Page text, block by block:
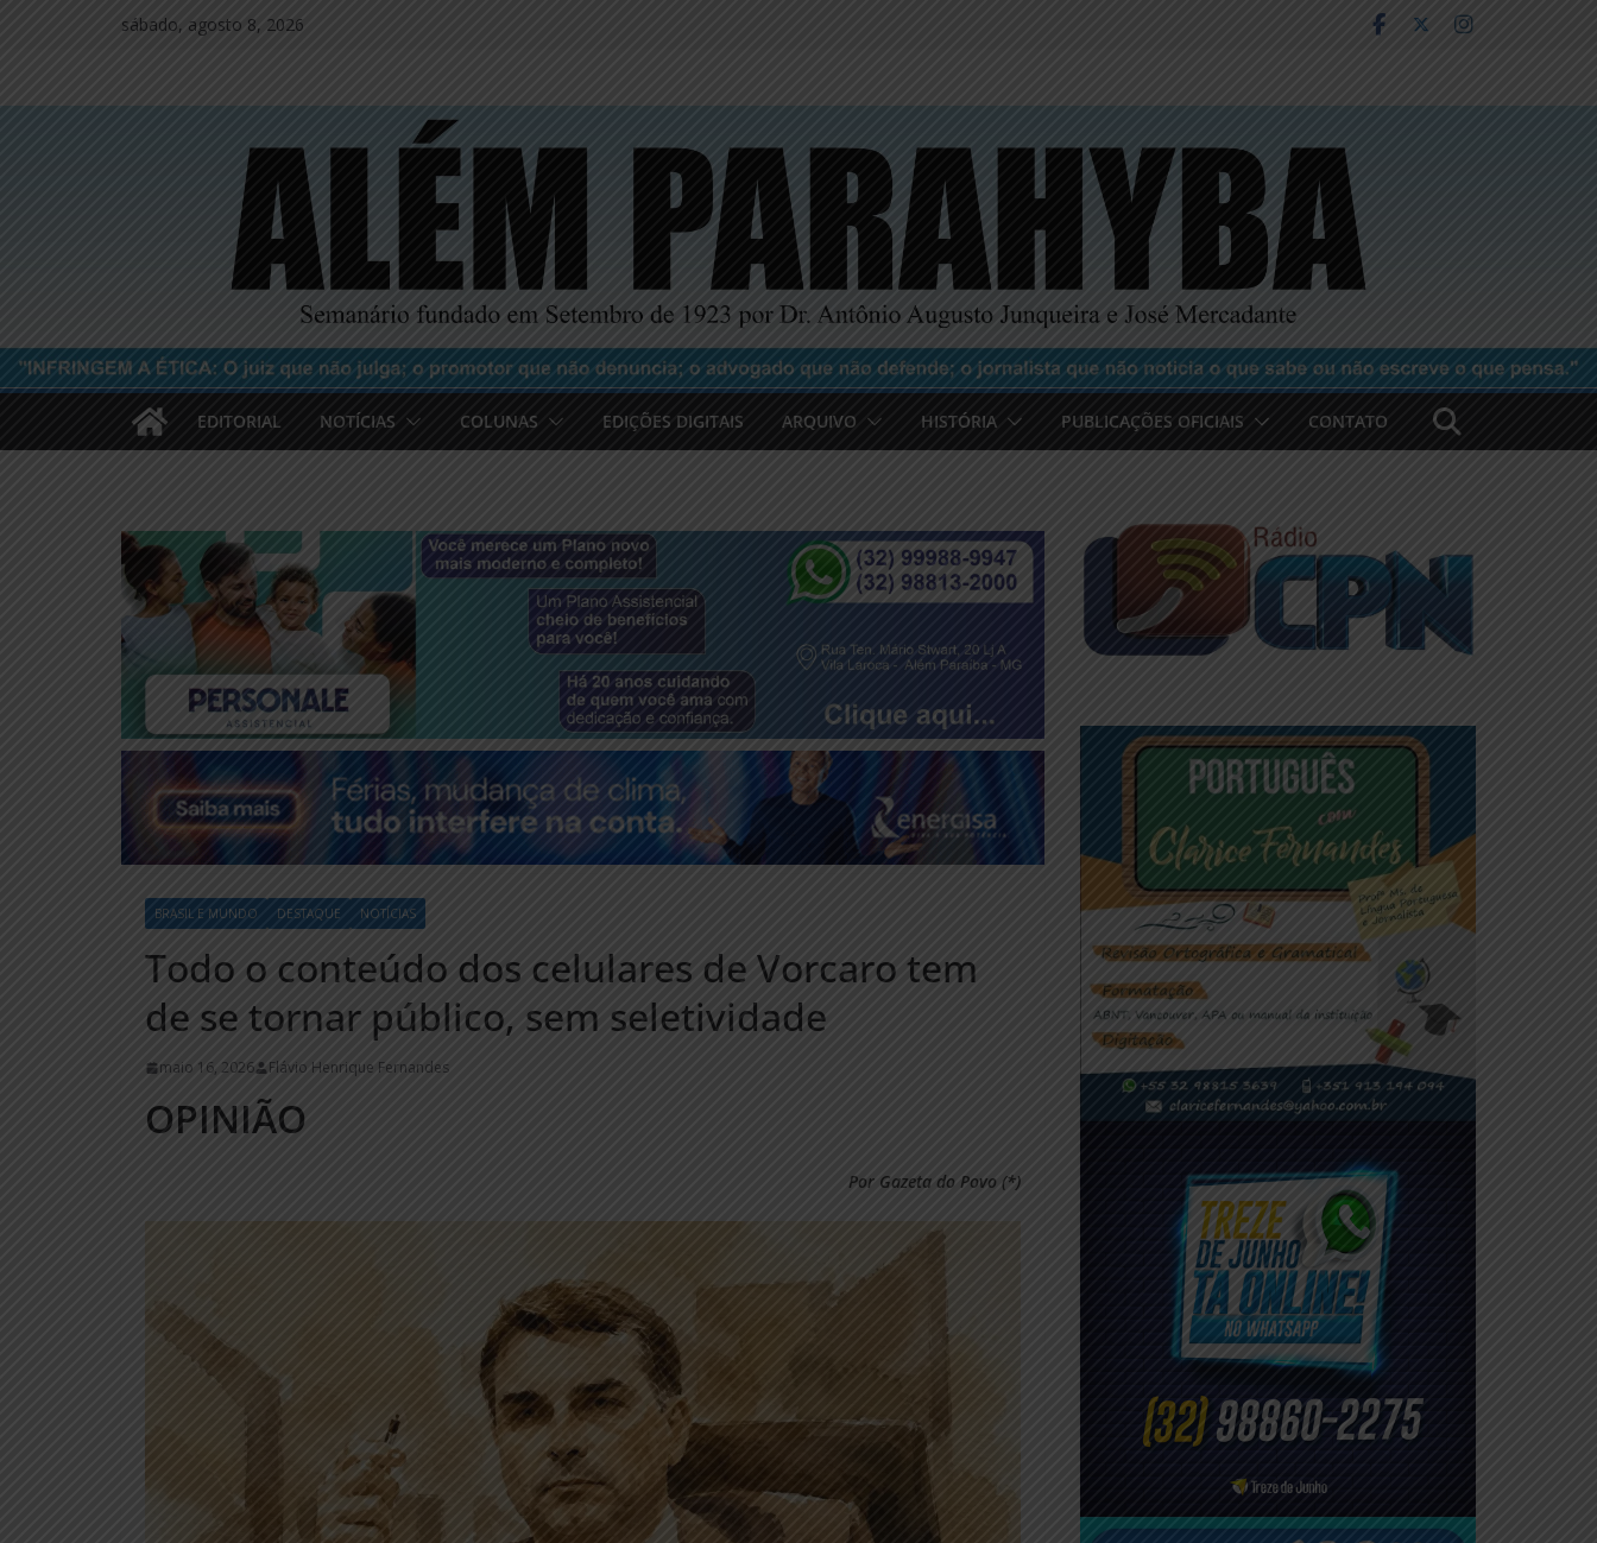
sábado, agosto 8, 2026
EDITORIAL NOTÍCIAS COLUNAS EDIÇÕES DIGITAIS ARQUIVO HISTÓRIA PUBLICAÇÕES OFICIAIS CONTATO
BRASIL E MUNDO DESTAQUE NOTÍCIAS
Todo o conteúdo dos celulares de Vorcaro tem
de se tornar público, sem seletividade
maio 16, 2026 Flávio Henrique Fernandes
OPINIÃO
Por Gazeta do Povo (*)